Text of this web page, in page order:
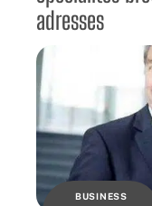
adresses
BUSINESS